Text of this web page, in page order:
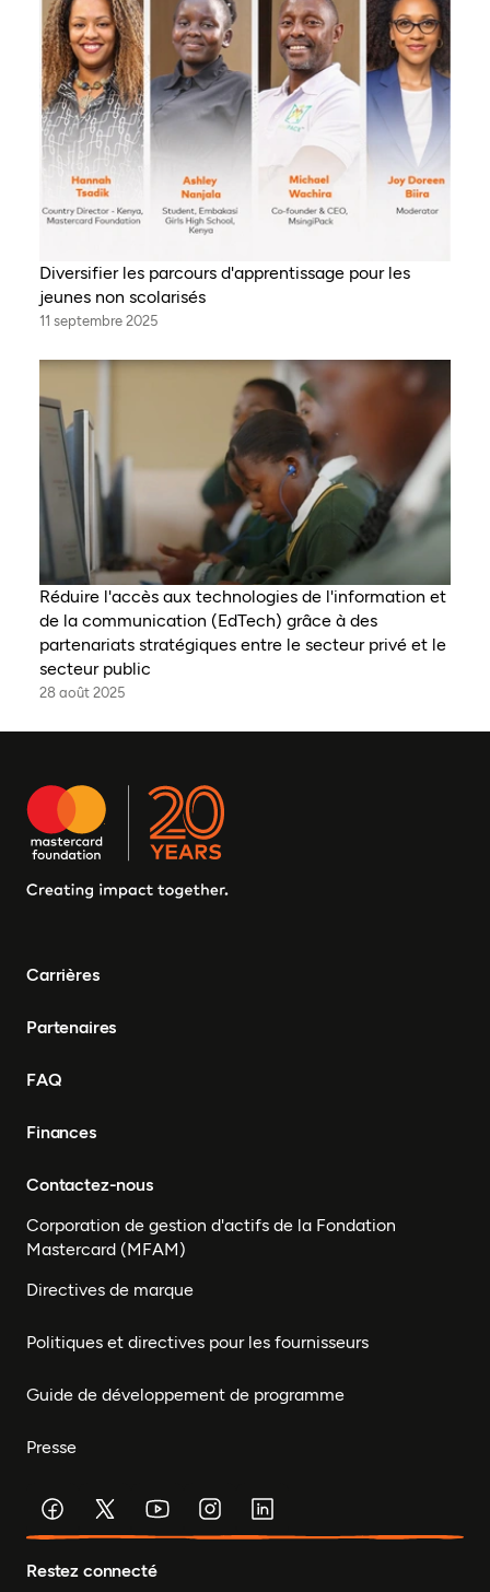
Diversifier les parcours d'apprentissage pour les
jeunes non scolarisés
11 septembre 2025
Réduire l'accès aux technologies de l'information et
de la communication (EdTech) grâce à des
partenariats stratégiques entre le secteur privé et le
secteur public
28 août 2025
Carrières
Partenaires
FAQ
Finances
Contactez-nous
Corporation de gestion d'actifs de la Fondation
Mastercard (MFAM)
Directives de marque
Politiques et directives pour les fournisseurs
Guide de développement de programme
Presse
Restez connecté